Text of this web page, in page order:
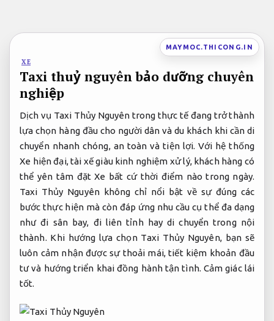
nội
MAYMOC.THICONG.IN
XE
Taxi thuỷ nguyên bảo dưỡng chuyên
nghiệp
Dịch vụ Taxi Thủy Nguyên trong thực tế đang trở thành
lựa chọn hàng đầu cho người dân và du khách khi cần di
chuyển nhanh chóng, an toàn và tiện lợi. Với hệ thống
Xe hiện đại, tài xế giàu kinh nghiệm xử lý, khách hàng có
thể yên tâm đặt Xe bất cứ thời điểm nào trong ngày.
Taxi Thủy Nguyên không chỉ nổi bật về sự đúng các
bước thực hiện mà còn đáp ứng nhu cầu cụ thể đa dạng
như đi sân bay, đi liên tỉnh hay di chuyển trong nội
thành. Khi hướng lựa chọn Taxi Thủy Nguyên, bạn sẽ
luôn cảm nhận được sự thoải mái, tiết kiệm khoản đầu
tư và hướng triển khai đồng hành tận tình. Cảm giác lái
tốt.